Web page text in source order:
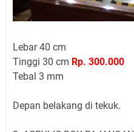
Lebar 40 cm
Tinggi 30 cm Rp. 300.000
Tebal 3 mm
Depan belakang di tekuk.